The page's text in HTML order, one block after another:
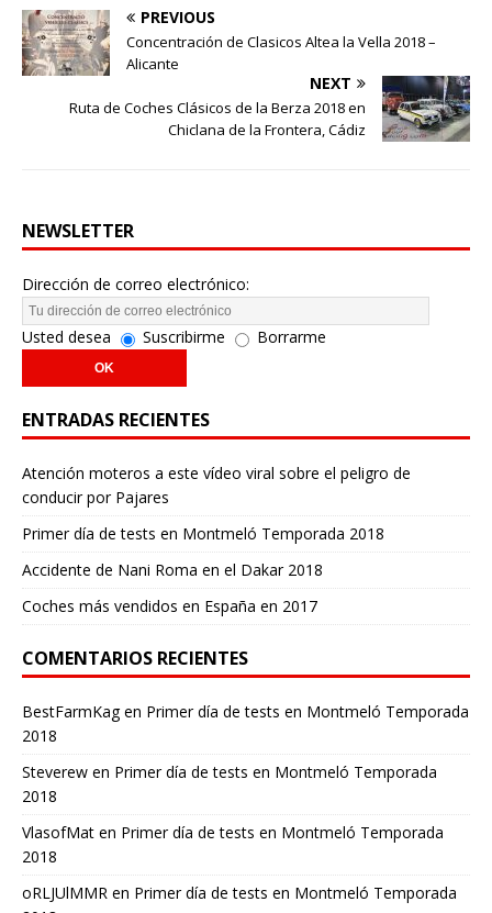
PREVIOUS
Concentración de Clasicos Altea la Vella 2018 –
Alicante
NEXT
Ruta de Coches Clásicos de la Berza 2018 en
Chiclana de la Frontera, Cádiz
NEWSLETTER
Dirección de correo electrónico:
Usted desea Suscribirme Borrarme
ENTRADAS RECIENTES
Atención moteros a este vídeo viral sobre el peligro de
conducir por Pajares
Primer día de tests en Montmeló Temporada 2018
Accidente de Nani Roma en el Dakar 2018
Coches más vendidos en España en 2017
COMENTARIOS RECIENTES
BestFarmKagen Primer día de tests en Montmeló Temporada
2018
Steverew en Primer día de tests en Montmeló Temporada
2018
VlasofMat en Primer día de tests en Montmeló Temporada
2018
oRLJUlMMR en Primer día de tests en Montmeló Temporada